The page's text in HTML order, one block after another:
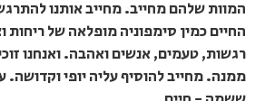
המוות שלהם מחייב. מחייב אותנו
החיים כמין סימפוניה מופלאה של ריחות
רגשות, טעמים, אנשים ואהבה. ואנחנו
ממנה. מחייב להוסיף עליה יופי וקדושה.